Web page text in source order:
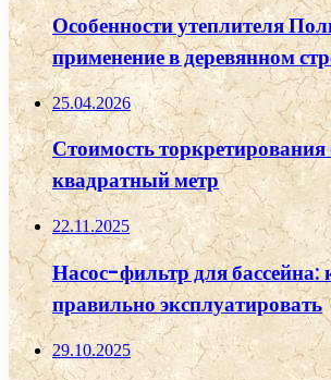
Особенности утеплителя
применение в деревянном
25.04.2026
Стоимость торкретирования
квадратный метр
22.11.2025
Насос-фильтр для бассейна:
правильно эксплуатировать
29.10.2025